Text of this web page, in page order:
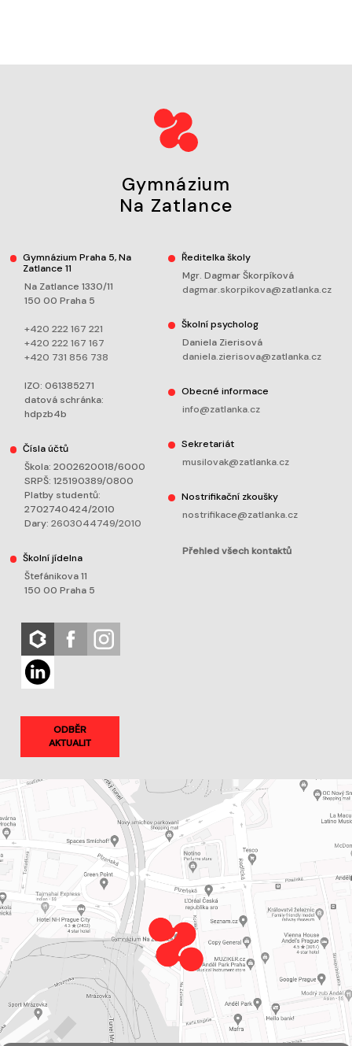
Gymnázium
Na Zatlance
Gymnázium Praha 5, Na
Zatlance 11
Na Zatlance 1330/11
150 00 Praha 5
+420 222 167 221
+420 222 167 167
+420 731 856 738
IZO: 061385271
datová schránka:
hdpzb4b
Čísla účtů
Škola: 2002620018/6000
SRPŠ: 125190389/0800
Platby studentů:
2702740424/2010
Dary: 2603044749/2010
Školní jídelna
Štefánikova 11
150 00 Praha 5
ODBĚR
AKTUALIT
Ředitelka školy
Mgr. Dagmar Škorpíková
dagmar.skorpikova@zatlanka.cz
Školní psycholog
Daniela Zierisová
daniela.zierisova@zatlanka.cz
Obecné informace
info@zatlanka.cz
Sekretariát
musilovak@zatlanka.cz
Nostrifikační zkoušky
nostrifikace@zatlanka.cz
Přehled všech kontaktů